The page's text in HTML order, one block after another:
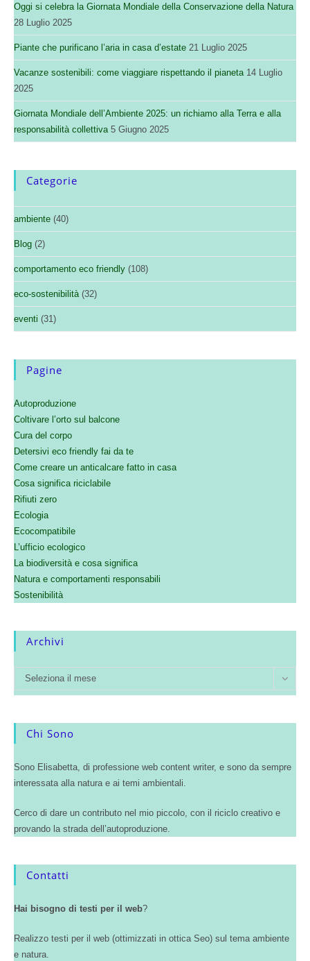
Oggi si celebra la Giornata Mondiale della Conservazione della Natura
28 Luglio 2025
Piante che purificano l’aria in casa d’estate 21 Luglio 2025
Vacanze sostenibili: come viaggiare rispettando il pianeta 14 Luglio
2025
Giornata Mondiale dell’Ambiente 2025: un richiamo alla Terra e alla
responsabilità collettiva 5 Giugno 2025
Categorie
ambiente (40)
Blog (2)
comportamento eco friendly (108)
eco-sostenibilità (32)
eventi (31)
Pagine
Autoproduzione
Coltivare l’orto sul balcone
Cura del corpo
Detersivi eco friendly fai da te
Come creare un anticalcare fatto in casa
Cosa significa riciclabile
Rifiuti zero
Ecologia
Ecocompatibile
L’ufficio ecologico
La biodiversità e cosa significa
Natura e comportamenti responsabili
Sostenibilità
Archivi
Seleziona il mese
Chi Sono
Sono Elisabetta, di professione web content writer, e sono da sempre
interessata alla natura e ai temi ambientali.
Cerco di dare un contributo nel mio piccolo, con il riciclo creativo e
provando la strada dell’autoproduzione.
Contatti
Hai bisogno di testi per il web?
Realizzo testi per il web (ottimizzati in ottica Seo) sul tema ambiente
e natura.